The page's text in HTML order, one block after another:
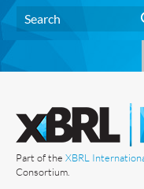
Part of the XBRL
Consortium.